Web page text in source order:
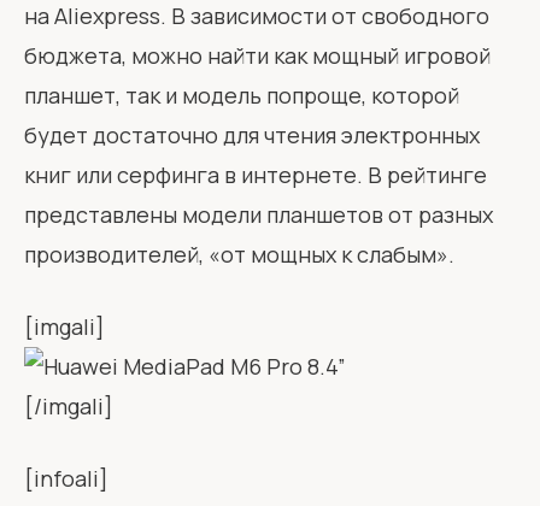
на Aliexpress. В зависимости от свободного
бюджета, можно найти как мощный игровой
планшет, так и модель попроще, которой
будет достаточно для чтения электронных
книг или серфинга в интернете. В рейтинге
представлены модели планшетов от разных
производителей, «от мощных к слабым».
[imgali]
[/imgali]
[infoali]